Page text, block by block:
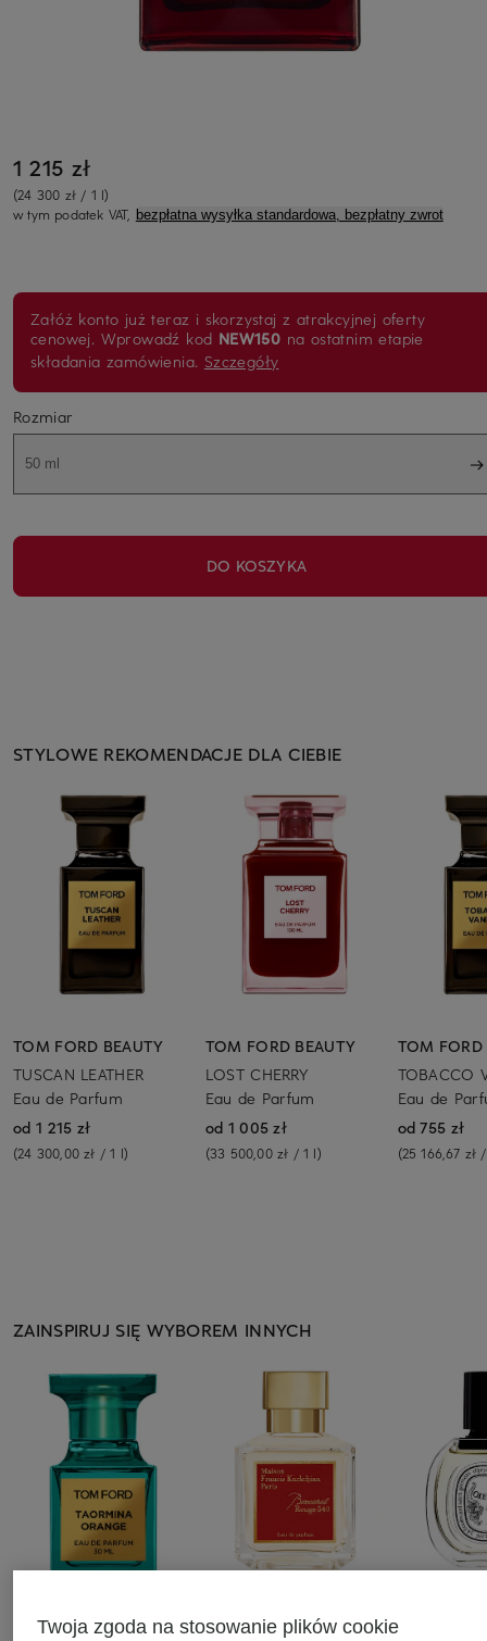
1 215 zł
(24 300 zł / 1 l)
w tym podatek VAT, bezpłatna wysyłka standardowa, bezpłatny zwrot
Załóż konto już teraz i skorzystaj z atrakcyjnej oferty
cenowej. Wprowadź kod NEW150 na ostatnim etapie
składania zamówienia. Szczegóły
Rozmiar
50 ml
DO KOSZYKA
STYLOWE REKOMENDACJE DLA CIEBIE
TOM FORD BEAUTY
TUSCAN LEATHER
Eau de Parfum
od 1 215 zł
(24 300,00 zł / 1 l)
TOM FORD BEAUTY
LOST CHERRY
Eau de Parfum
od 1 005 zł
(33 500,00 zł / 1 l)
TOM FORD
TOBACCO
Eau de
od 755 zł
(25 166,67 zł
ZAINSPIRUJ SIĘ WYBOREM INNYCH
TOM FORD BEAUTY
Maison Francis
diptyque
Twoja zgoda na stosowanie plików cookie